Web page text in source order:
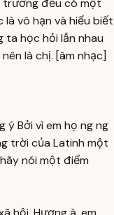
trường đều có một
là vô hạn và hiểu biết
ta học hỏi lẫn nhau
là chị. [âm nhạc]
ý Bởi vì em họ ng ng
trời của Latinh một
nói một điểm